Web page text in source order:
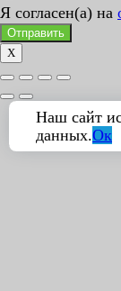
Я согласен(а) на
Отправить
X
Наш сайт
данных.Ок